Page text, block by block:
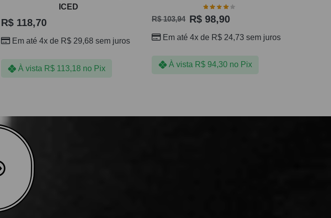
ICED
R$118,70
Em até 4x de R$29,68 sem juros
À vista R$113,18 no Pix
R$103,94 R$98,90
Em até 4x de R$24,73 sem juros
À vista R$94,30 no Pix